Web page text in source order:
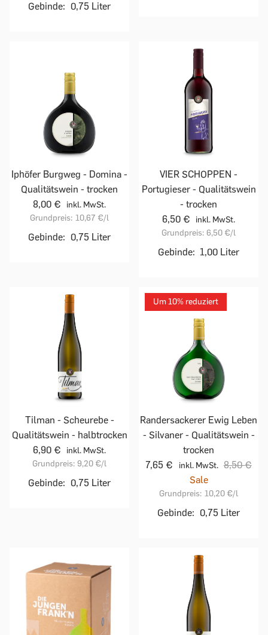
Gebinde: 0,75 Liter
Iphöfer Burgweg - Domina -
Qualitätswein - trocken
8,00 €
inkl. MwSt.
Grundpreis: 10,67 €/l
Gebinde: 0,75 Liter
VIER SCHOPPEN -
Portugieser - Qualitätswein
- trocken
6,50 €
inkl. MwSt.
Grundpreis: 6,50 €/l
Gebinde: 1,00 Liter
Tilman - Scheurebe -
Qualitätswein - halbtrocken
6,90 €
inkl. MwSt.
Grundpreis: 9,20 €/l
Gebinde: 0,75 Liter
Um 10% reduziert
Randersackerer Ewig Leben
- Silvaner - Qualitätswein -
trocken
7,65 €
inkl. MwSt. 8,50 €
Sale
Grundpreis: 10,20 €/l
Gebinde: 0,75 Liter